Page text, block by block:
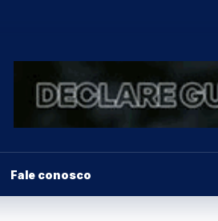
Fale conosco